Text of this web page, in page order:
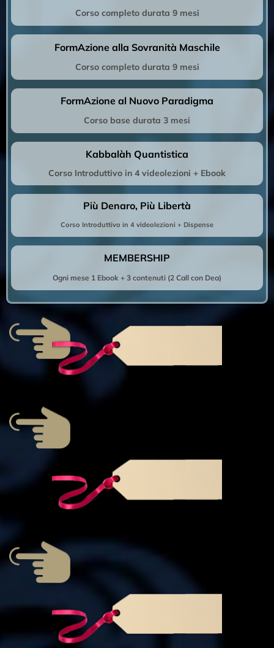
Corso completo durata 9 mesi
FormAzione alla Sovranità Maschile
Corso completo durata 9 mesi
FormAzione al Nuovo Paradigma
Corso base durata 3 mesi
Kabbalàh Quantistica
Corso Introduttivo in 4 videolezioni + Ebook
Più Denaro, Più Libertà
Corso Introduttivo in 4 videolezioni + Dispense
MEMBERSHIP
Ogni mese 1 Ebook + 3 contenuti (2 Call con Dea)